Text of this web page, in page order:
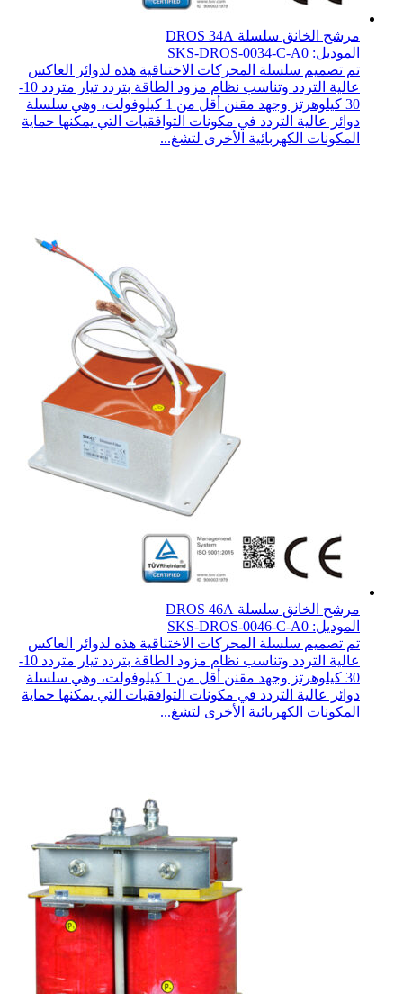
مرشح الخانق سلسلة DROS 34A
الموديل: SKS-DROS-0034-C-A0
تم تصميم سلسلة المحركات الاختناقية هذه لدوائر العاكس
عالية التردد وتناسب نظام مزود الطاقة بتردد تيار متردد 10-
30 كيلوهرتز وجهد مقنن أقل من 1 كيلوفولت، وهي سلسلة
دوائر عالية التردد في مكونات التوافقيات التي يمكنها حماية
المكونات الكهربائية الأخرى لتشغ...
مرشح الخانق سلسلة DROS 46A
الموديل: SKS-DROS-0046-C-A0
تم تصميم سلسلة المحركات الاختناقية هذه لدوائر العاكس
عالية التردد وتناسب نظام مزود الطاقة بتردد تيار متردد 10-
30 كيلوهرتز وجهد مقنن أقل من 1 كيلوفولت، وهي سلسلة
دوائر عالية التردد في مكونات التوافقيات التي يمكنها حماية
المكونات الكهربائية الأخرى لتشغ...